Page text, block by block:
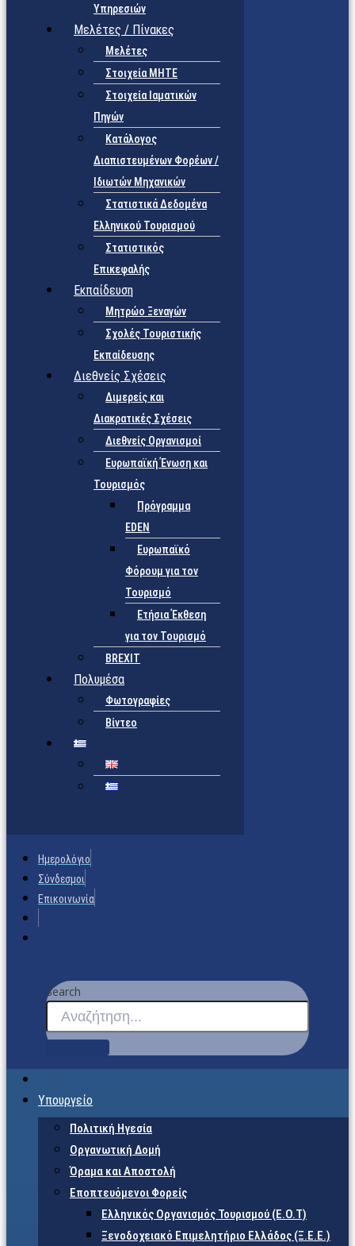
Υπηρεσιών
Μελέτες / Πίνακες
Μελέτες
Στοιχεία ΜΗΤΕ
Στοιχεία Ιαματικών
Πηγών
Κατάλογος
Διαπιστευμένων Φορέων /
Ιδιωτών Μηχανικών
Στατιστικά Δεδομένα
Ελληνικού Τουρισμού
Στατιστικός
Επικεφαλής
Εκπαίδευση
Μητρώο Ξεναγών
Σχολές Τουριστικής
Εκπαίδευσης
Διεθνείς Σχέσεις
Διμερείς και
Διακρατικές Σχέσεις
Διεθνείς Οργανισμοί
Ευρωπαϊκή Ένωση και
Τουρισμός
Πρόγραμμα
EDEN
Ευρωπαϊκό
Φόρουμ για τον
Τουρισμό
Ετήσια Έκθεση
για τον Τουρισμό
BREXIT
Πολυμέσα
Φωτογραφίες
Βίντεο
Ημερολόγιο
Σύνδεσμοι
Επικοινωνία
Search
Υπουργείο
Πολιτική Ηγεσία
Οργανωτική Δομή
Όραμα και Αποστολή
Εποπτευόμενοι Φορείς
Eλληνικός Οργανισμός Τουρισμού (Ε.Ο.Τ)
Ξενοδοχειακό Επιμελητήριο Ελλάδος (Ξ.Ε.Ε.)